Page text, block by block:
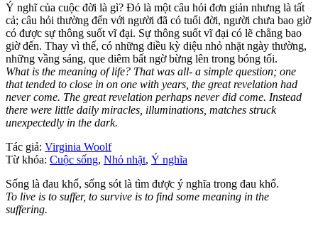
Ý nghĩ của cuộc đời là gì? Đó là một câu hỏi đơn giản nhưng là tất
cả; câu hỏi thường đến với người đã có tuổi đời, người chưa bao giờ
có được sự thông suốt vĩ đại. Sự thông suốt vĩ đại có lẽ chẳng bao
giờ đến. Thay vì thế, có những điều kỳ diệu nhỏ nhặt ngày thường,
những vầng sáng, que diêm bất ngờ bừng lên trong bóng tối.
What is the meaning of life? That was all- a simple question; one
that tended to close in on one with years, the great revelation had
never come. The great revelation perhaps never did come. Instead
there were little daily miracles, illuminations, matches struck
unexpectedly in the dark.
Tác giả: Virginia Woolf
Từ khóa: Cuộc sống, Nhỏ nhặt, Ý nghĩa
Sống là đau khổ, sống sót là tìm được ý nghĩa trong đau khổ.
To live is to suffer, to survive is to find some meaning in the
suffering.